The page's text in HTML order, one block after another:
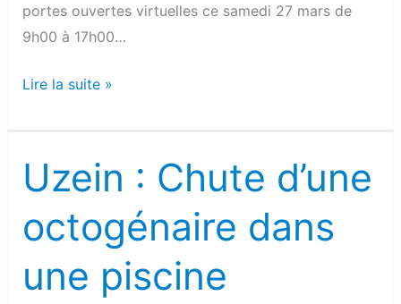
portes ouvertes virtuelles ce samedi 27 mars de
9h00 à 17h00…
Lire la suite »
Uzein : Chute d’une
octogénaire dans
une piscine
Uzein
Chute
d’une
octogénaire
dans